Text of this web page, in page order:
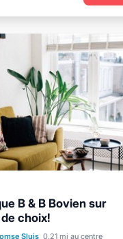
B & B Bovien sur
choix!
Sluis 0.21 mi au centre
Balcon/Terrasse Cuisine